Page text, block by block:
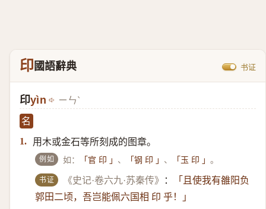
印國語辭典 书证
印yìn ㄧㄣˋ
名
1.
用木或金石等所刻成的图章。
例如 如： 「官 印 」 、 「钢 印 」 、 「玉 印 」。
书证 《史记·卷六九·苏秦传》 ：
「且使我有雒阳负
郭田二顷，吾岂能佩六国相 印 乎！」